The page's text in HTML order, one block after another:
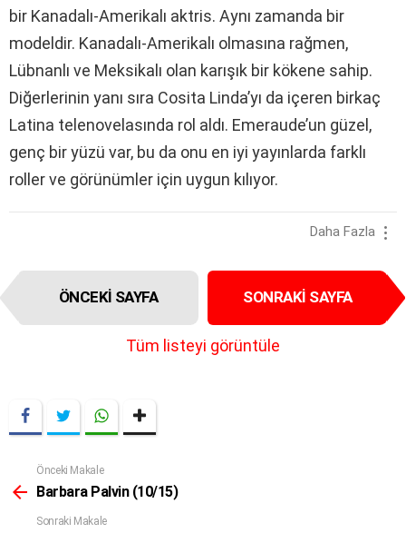
bir Kanadalı-Amerikalı aktris. Aynı zamanda bir
modeldir. Kanadalı-Amerikalı olmasına rağmen,
Lübnanlı ve Meksikalı olan karışık bir kökene sahip.
Diğerlerinin yanı sıra Cosita Linda’yı da içeren birkaç
Latina telenovelasında rol aldı. Emeraude’un güzel,
genç bir yüzü var, bu da onu en iyi yayınlarda farklı
roller ve görünümler için uygun kılıyor.
Daha Fazla
I
e
g
i
ÖNCEKI SAYFA SONRAKI SAYFA
Tüm listeyi görüntüle
Daha
Fazla
Önceki Makale
Barbara Palvin (10/15)
Sonraki Makale